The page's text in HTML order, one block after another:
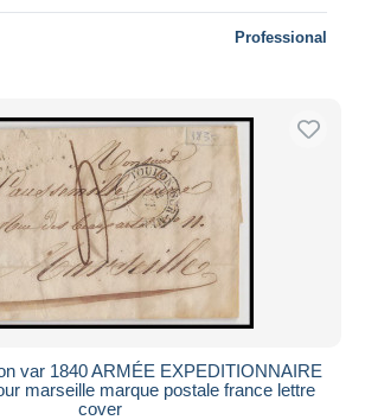
Professional
var 1840 ARMÉE EXPEDITIONNAIRE
marseille marque postale france lettre
cover